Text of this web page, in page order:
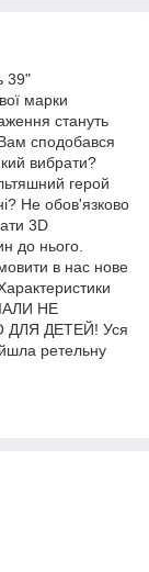
39"
марки
стануть
сподобався
вибрати?
герой
Не обов'язково
3D
до нього.
в нас нове
НЕ
ДЕТЕЙ! Уся
ретельну